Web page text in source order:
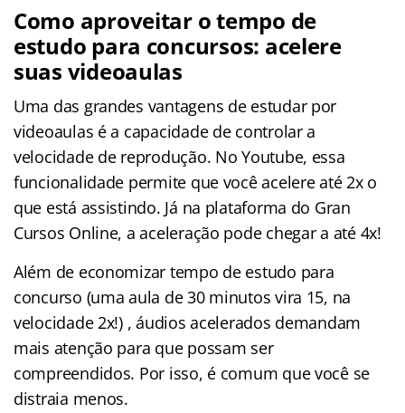
Como aproveitar o tempo de
estudo para concursos: acelere
suas videoaulas
Uma das grandes vantagens de estudar por
videoaulas é a capacidade de controlar a
velocidade de reprodução. No Youtube, essa
funcionalidade permite que você acelere até 2x o
que está assistindo. Já na plataforma do Gran
Cursos Online, a aceleração pode chegar a até 4x!
Além de economizar tempo de estudo para
concurso (uma aula de 30 minutos vira 15, na
velocidade 2x!) , áudios acelerados demandam
mais atenção para que possam ser
compreendidos. Por isso, é comum que você se
distraia menos.